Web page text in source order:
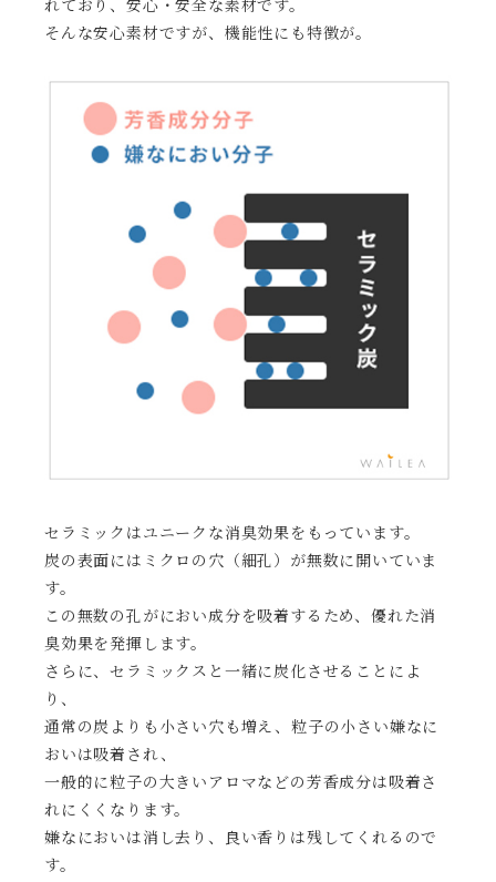
れており、安心・安全な素材です。
そんな安心素材ですが、機能性にも特徴が。
セラミックはユニークな消臭効果をもっています。
炭の表面にはミクロの穴（細孔）が無数に開いていま
す。
この無数の孔がにおい成分を吸着するため、優れた消
臭効果を発揮します。
さらに、セラミックスと一緒に炭化させることによ
り、
通常の炭よりも小さい穴も増え、粒子の小さい嫌なに
おいは吸着され、
一般的に粒子の大きいアロマなどの芳香成分は吸着さ
れにくくなります。
嫌なにおいは消し去り、良い香りは残してくれるので
す。